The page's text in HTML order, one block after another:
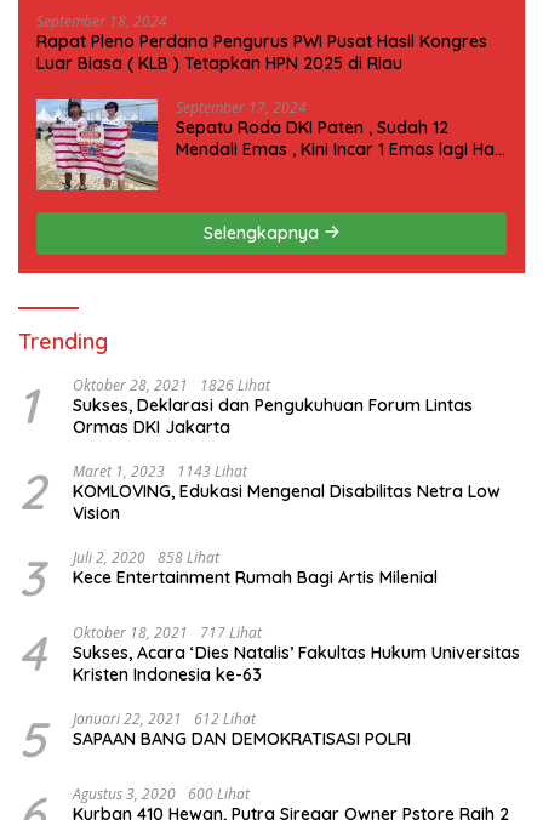
September 18, 2024
Rapat Pleno Perdana Pengurus PWI Pusat Hasil Kongres
Luar Biasa ( KLB ) Tetapkan HPN 2025 di Riau
September 17, 2024
Sepatu Roda DKI Paten , Sudah 12
Mendali Emas , Kini Incar 1 Emas lagi Hari
Selengkapnya
Trending
1 Oktober 28, 2021 1826 Lihat
Sukses, Deklarasi dan Pengukuhuan Forum Lintas
Ormas DKI Jakarta
2 Maret 1, 2023 1143 Lihat
KOMLOVING, Edukasi Mengenal Disabilitas Netra Low
Vision
3 Juli 2, 2020 858 Lihat
Kece Entertainment Rumah Bagi Artis Milenial
4 Oktober 18, 2021 717 Lihat
Sukses, Acara ‘Dies Natalis’ Fakultas Hukum Universitas
Kristen Indonesia ke-63
5 Januari 22, 2021 612 Lihat
SAPAAN BANG DAN DEMOKRATISASI POLRI
Agustus 3, 2020 600 Lihat
Kurban 410 Hewan, Putra Siregar Owner Pstore Raih 2